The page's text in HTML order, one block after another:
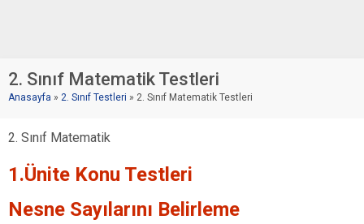
2. Sınıf Matematik Testleri
Anasayfa » 2. Sınıf Testleri » 2. Sınıf Matematik Testleri
2. Sınıf Matematik
1.Ünite Konu Testleri
Nesne Sayılarını Belirleme